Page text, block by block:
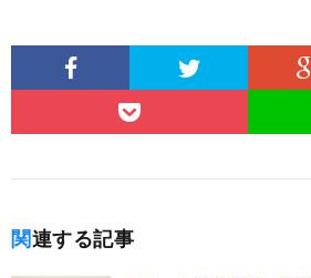
関連する記事